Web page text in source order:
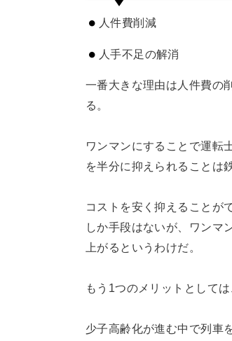
人件費削減
人手不足の解消
一番大きな理由は人件費の
る。
ワンマンにすることで運転
を半分に抑えられることは
コストを安く抑えることが
しか手段はないが、ワンマ
上がるというわけだ。
もう1つのメリットとして
少子高齢化が進む中で列車